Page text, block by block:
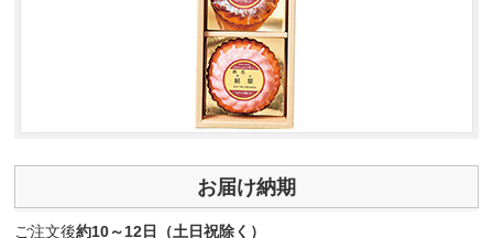
お届け納期
ご注文後約10～12日（土日祝除く）